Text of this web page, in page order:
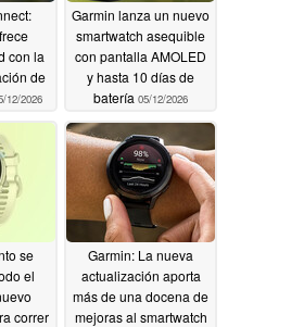
con la
de
12/2026
Garmin lanza un nuevo
smartwatch asequible
con pantalla AMOLED
y hasta 10 días de
batería 05/12/2026
se
el
correr
Garmin: La nueva
actualización aporta
más de una docena de
mejoras al smartwatch